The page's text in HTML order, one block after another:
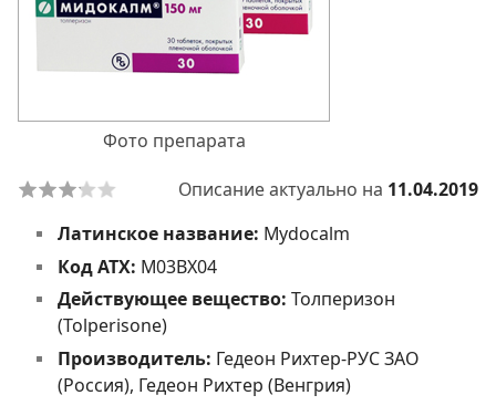
Фото препарата
Описание актуально на 11.04.2019
Латинское название: Mydocalm
Код АТХ: M03BX04
Действующее вещество: Толперизон
(Tolperisone)
Производитель: Гедеон Рихтер-РУС ЗАО
(Россия), Гедеон Рихтер (Венгрия)